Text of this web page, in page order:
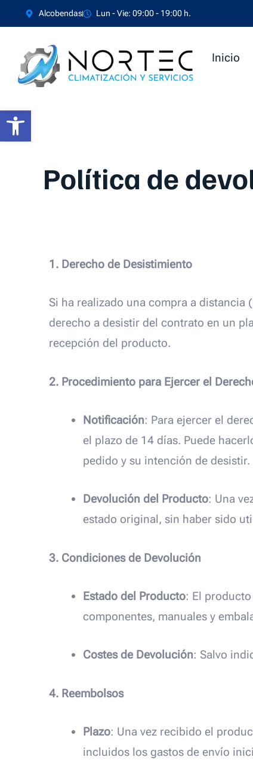
Abrir barra de herramientas
al
contenido
Alcobendas Lun - Vie: 09:00 - 19:00 h.
Inicio
Política de
1. Derecho de Desistimiento
Si ha realizado una compra a
derecho a desistir del contrato en un
recepción del producto.
2. Procedimiento para Ejercer el
Notificación: Para ejercer el
el plazo de 14 días. Puede
pedido y su intención de desistir.
Devolución del Producto: Una
estado original, sin haber sido
3. Condiciones de Devolución
Estado del Producto: El
componentes, manuales y
Costes de Devolución: Salvo
4. Reembolsos
Plazo: Una vez recibido el
incluidos los gastos de envío